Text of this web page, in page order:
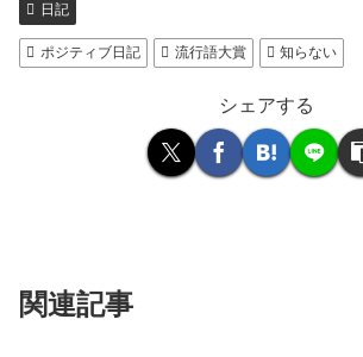
日記
ポジティブ日記 流行語大賞 知らない
シェアする
関連記事